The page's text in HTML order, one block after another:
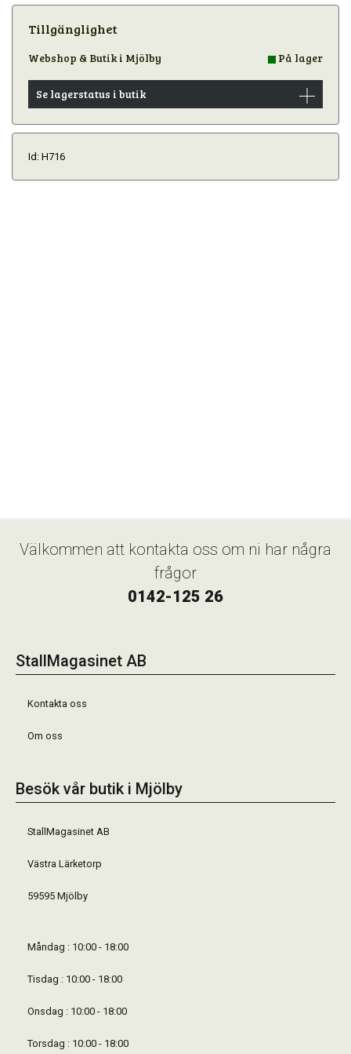
Tillgänglighet
Webshop & Butik i Mjölby På lager
Se lagerstatus i butik
Id: H716
Välkommen att kontakta oss om ni har några
frågor
0142-125 26
StallMagasinet AB
Kontakta oss
Om oss
Besök vår butik i Mjölby
StallMagasinet AB
Västra Lärketorp
59595 Mjölby
Måndag : 10:00 - 18:00
Tisdag : 10:00 - 18:00
Onsdag : 10:00 - 18:00
Torsdag : 10:00 - 18:00